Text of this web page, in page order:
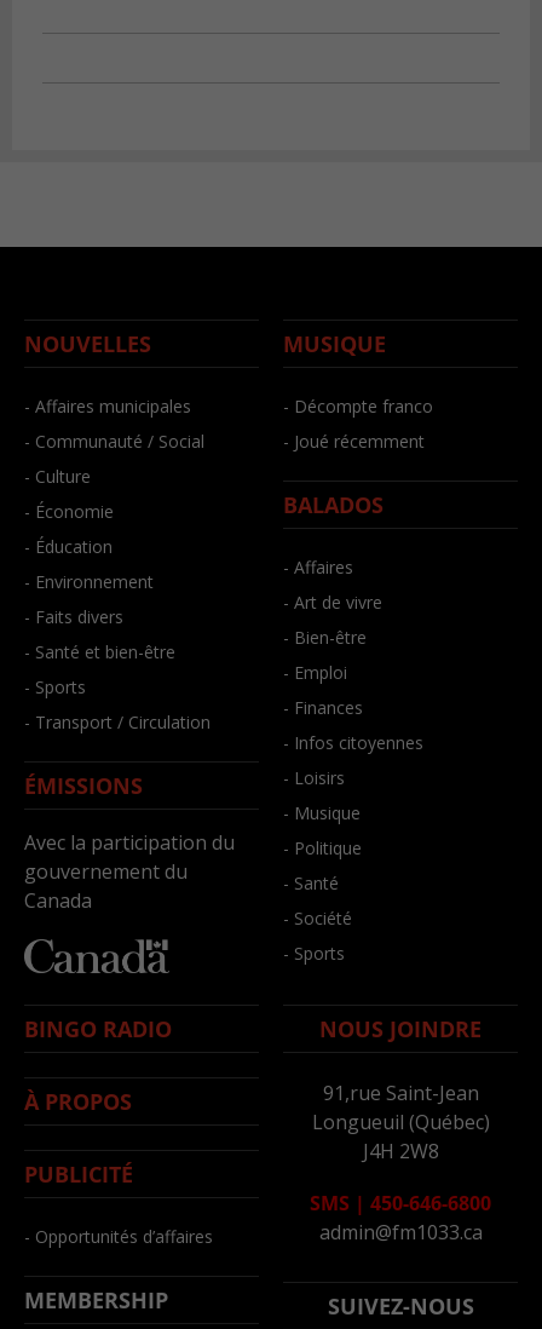
NOUVELLES
- Affaires municipales
- Communauté / Social
- Culture
- Économie
- Éducation
- Environnement
- Faits divers
- Santé et bien-être
- Sports
- Transport / Circulation
ÉMISSIONS
Avec la participation du
gouvernement du
Canada
MUSIQUE
- Décompte franco
- Joué récemment
BALADOS
- Affaires
- Art de vivre
- Bien-être
- Emploi
- Finances
- Infos citoyennes
- Loisirs
- Musique
- Politique
- Santé
- Société
- Sports
BINGO RADIO
À PROPOS
PUBLICITÉ
- Opportunités d’affaires
MEMBERSHIP
NOUS JOINDRE
91,rue Saint-Jean
Longueuil (Québec)
J4H 2W8
SMS | 450-646-6800
admin@fm1033.ca
SUIVEZ-NOUS